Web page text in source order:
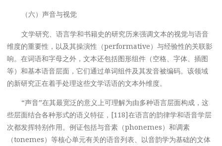
（六）声音与视觉
文学研究、语言学和书籍史的研究历来强调文本的视觉与语音
维度的重要性，以及其操演性（performative）与经验性的关联影
响。在词语和字母之外，文本还包括图形组件（空格、字体、插图
等）和基本语音层面，它们通过单词组件及其发音被编码。该领域
的新研究正在着手处理这些文学话语的文本外维度。
“声音”在其最宽泛的意义上可理解为由多种语言层面构成，这
些层面结合各种形式的语义特征，[118]在语言的韵律学和语音学层
次都发挥特别作用。例证包括与音素（phonemes）和调素
（tonemes）等核心单元有关的语音列表、以音韵学为基础的文体